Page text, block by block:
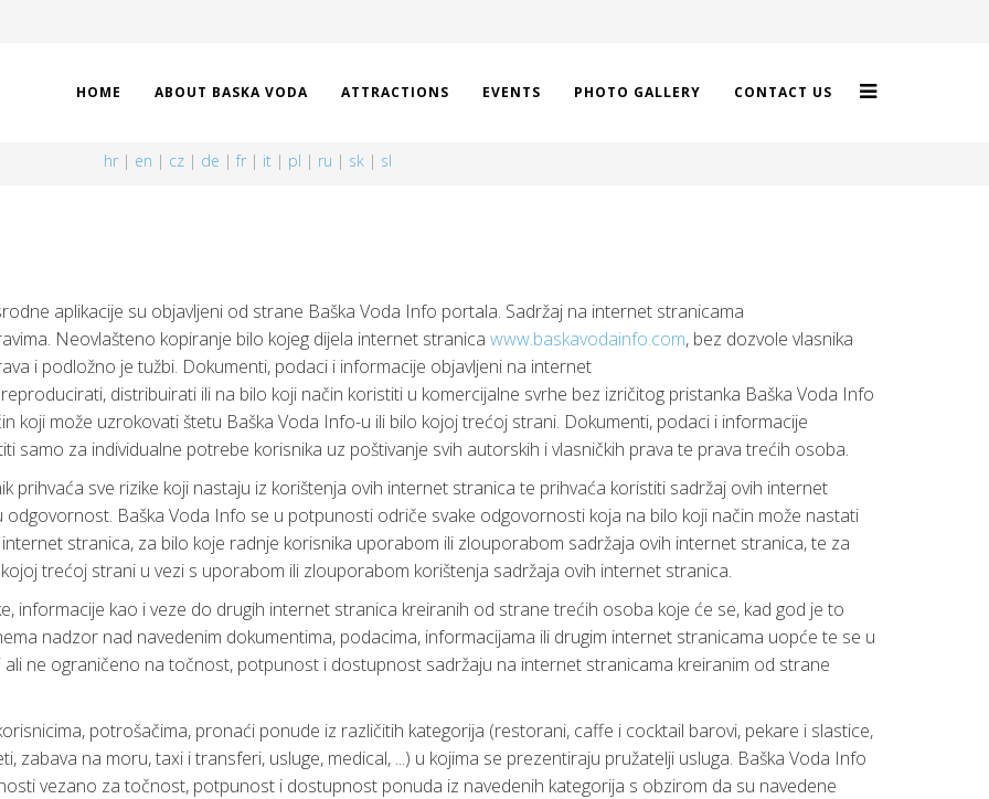
HOME ABOUT BASKA VODA ATTRACTIONS EVENTS PHOTO GALLERY CONTACT US
hr| en | cz| de | fr| it| pl | ru | sk| sl
aplikacije su objavljeni od strane Baška Voda Info portala. Sadržaj na internet stranicama
Neovlašteno kopiranje bilo kojeg dijela internet stranica www.baskavodainfo.com, bez dozvole vlasnika
i podložno je tužbi. Dokumenti, podaci i informacije objavljeni na internet
distribuirati ili na bilo koji način koristiti u komercijalne svrhe bez izričitog pristanka Baška Voda Info
koji može uzrokovati štetu Baška Voda Info-u ili bilo kojoj trećoj strani. Dokumenti, podaci i informacije
samo za individualne potrebe korisnika uz poštivanje svih autorskih i vlasničkih prava te prava trećih osoba.
prihvaća sve rizike koji nastaju iz korištenja ovih internet stranica te prihvaća koristiti sadržaj ovih internet
Baška Voda Info se u potpunosti odriče svake odgovornosti koja na bilo koji način može nastati
stranica, za bilo koje radnje korisnika uporabom ili zlouporabom sadržaja ovih internet stranica, te za
trećoj strani u vezi s uporabom ili zlouporabom korištenja sadržaja ovih internet stranica.
informacije kao i veze do drugih internet stranica kreiranih od strane trećih osoba koje će se, kad god je to
nadzor nad navedenim dokumentima, podacima, informacijama ili drugim internet stranicama uopće te se u
ne ograničeno na točnost, potpunost i dostupnost sadržaju na internet stranicama kreiranim od strane
potrošačima, pronaći ponude iz različitih kategorija (restorani, caffe i cocktail barovi, pekare i slastice,
zabava na moru, taxi i transferi, usluge, medical, ...) u kojima se prezentiraju pružatelji usluga. Baška Voda Info
vezano za točnost, potpunost i dostupnost ponuda iz navedenih kategorija s obzirom da su navedene